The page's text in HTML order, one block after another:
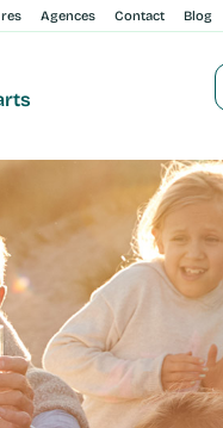
Agences Contact Blog